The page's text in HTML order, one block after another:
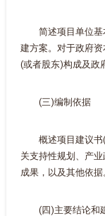
简述项目单位
建方案。对于政府
(或者股东)构成及政
(三)编制依据
概述项目建议
关支持性规划、产
成果，以及其他依据
(四)主要结论和